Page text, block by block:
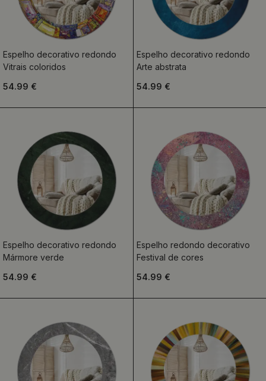
Espelho decorativo redondo
Vitrais coloridos
54.99 €
Espelho decorativo redondo
Arte abstrata
54.99 €
Espelho decorativo redondo
Mármore verde
54.99 €
Espelho redondo decorativo
Festival de cores
54.99 €